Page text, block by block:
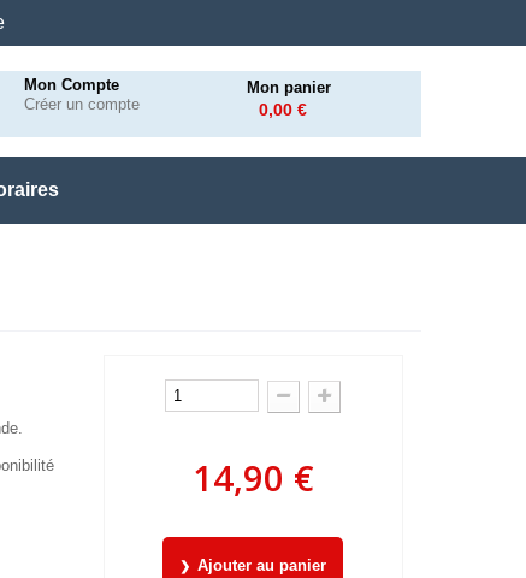
Mon Compte
Créer un compte
Mon panier
0,00 €
14,90 €
Ajouter au panier